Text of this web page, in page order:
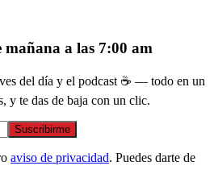
mañana a las 7:00 am
del día y el podcast ☕ — todo en un
y te das de baja con un clic.
Suscribirme
aviso de privacidad. Puedes darte de